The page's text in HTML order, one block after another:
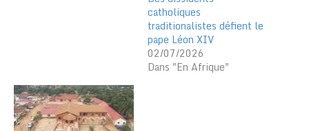
catholiques
traditionalistes défient le
pape Léon XIV
02/07/2026
Dans "En Afrique"